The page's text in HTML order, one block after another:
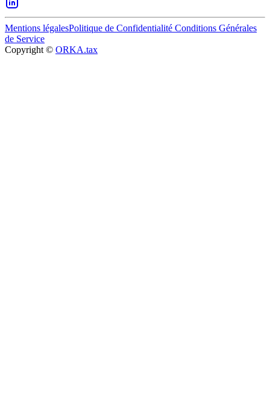
Mentions légalesPolitique de Confidentialité Conditions Générales
de Service
Copyright © ORKA.tax